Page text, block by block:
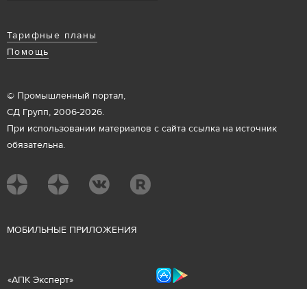
Тарифные планы
Помощь
© Промышленный портал,
СД Групп, 2006-2026.
При использовании материалов с сайта ссылка на источник
обязательна.
МОБИЛЬНЫЕ ПРИЛОЖЕНИЯ
«АПК Эксперт»